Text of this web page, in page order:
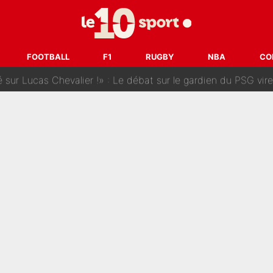
FOOTBALL F1 RUGBY NBA
dit ça...» : Kylian Mbappé raconte sa première rencontre avec
Benatia s'est battu pendant six mois pour le retenir à l'OM, le PSG a
Lucas Chevalier !» : Le débat sur le gardien du PSG